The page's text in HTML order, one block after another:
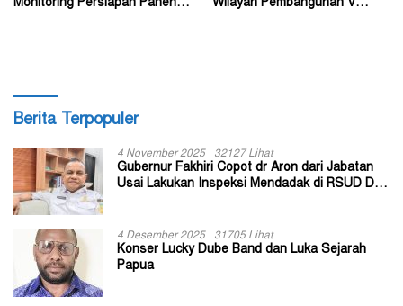
Monitoring Persiapan Panen
Wilayah Pembangunan V
Berita Terpopuler
4 November 2025 32127 Lihat
Gubernur Fakhiri Copot dr Aron dari Jabatan
Usai Lakukan Inspeksi Mendadak di RSUD Dok
4 Desember 2025 31705 Lihat
Konser Lucky Dube Band dan Luka Sejarah
Papua